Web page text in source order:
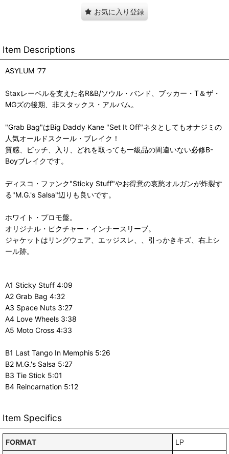
お気に入り登録
Item Descriptions
ASYLUM '77
Staxレーベルを支えた名R&B/ソウル・バンド、ブッカー・T＆ザ・
MGズの後期、非スタックス・アルバム。
"Grab Bag"はBig Daddy Kane "Set It Off"ネタとしてもオナジミの
人気オールドスクール・ブレイク！
質感、ピッチ、入り、どれを取っても一級品の間違いない必修B-
Boyブレイクです。
ディスコ・ファンク"Sticky Stuff"やお得意の哀愁オルガンが炸裂す
る"M.G.'s Salsa"辺りも良いです。
ホワイト・プロモ盤。
オリジナル・ピクチャー・インナースリーブ。
ジャケットはリングウェア、エッジスレ、、引っかきキズ、右上シ
ール跡。
A1 Sticky Stuff 4:09
A2 Grab Bag 4:32
A3 Space Nuts 3:27
A4 Love Wheels 3:38
A5 Moto Cross 4:33
B1 Last Tango In Memphis 5:26
B2 M.G.'s Salsa 5:27
B3 Tie Stick 5:01
B4 Reincarnation 5:12
Item Specifics
FORMAT
LP